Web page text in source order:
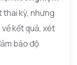
kỳ, nhưng
kết quả, xét
bảo độ